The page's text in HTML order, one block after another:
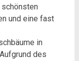
und eine fast
in
des